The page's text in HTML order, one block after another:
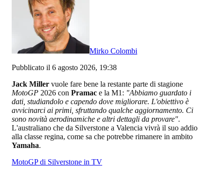
Mirko Colombi
Pubblicato il 6 agosto 2026, 19:38
Jack Miller vuole fare bene la restante parte di stagione
MotoGP 2026 con Pramac e la M1: "Abbiamo guardato i
dati, studiandolo e capendo dove migliorare. L'obiettivo è
avvicinarci ai primi, sfruttando qualche aggiornamento. Ci
sono novità aerodinamiche e altri dettagli da provare".
L'australiano che da Silverstone a Valencia vivrà il suo addio
alla classe regina, come sa che potrebbe rimanere in ambito
Yamaha.
MotoGP di Silverstone in TV